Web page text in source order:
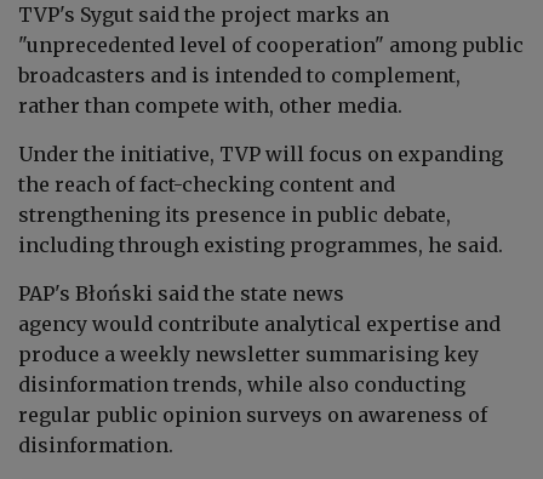
TVP's Sygut said the project marks an
"unprecedented level of cooperation" among public
broadcasters and is intended to complement,
rather than compete with, other media.
Under the initiative, TVP will focus on expanding
the reach of fact-checking content and
strengthening its presence in public debate,
including through existing programmes, he said.
PAP's Błoński said the state news
agency would contribute analytical expertise and
produce a weekly newsletter summarising key
disinformation trends, while also conducting
regular public opinion surveys on awareness of
disinformation.